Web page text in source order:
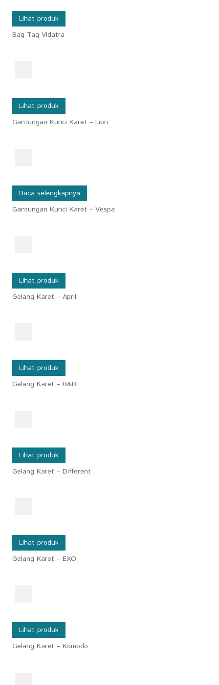
Lihat produk
Bag Tag Vidatra
Lihat produk
Gantungan Kunci Karet – Lion
Baca selengkapnya
Gantungan Kunci Karet – Vespa
Lihat produk
Gelang Karet – April
Lihat produk
Gelang Karet – B&B
Lihat produk
Gelang Karet – Different
Lihat produk
Gelang Karet – EXO
Lihat produk
Gelang Karet – Komodo